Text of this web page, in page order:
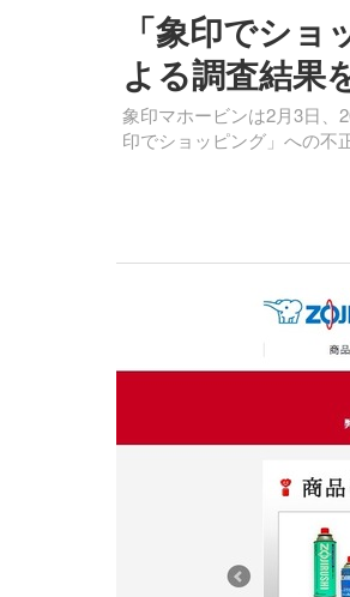
「象印でシ
よる調査結果
象印マホービンは2月3日、
印でショッピング」への不